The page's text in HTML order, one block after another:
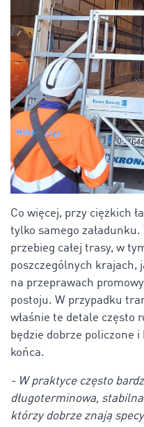
Co więcej, przy ciężkich
tylko samego
przebieg całej trasy, w
poszczególnych
na przeprawach
postoju. W przypadku
właśnie te detale często
będzie dobrze policzone
końca.
- W praktyce często
długoterminowa,
którzy dobrze znają